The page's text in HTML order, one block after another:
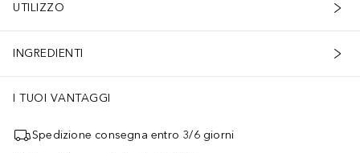
UTILIZZO
INGREDIENTI
I TUOI VANTAGGI
Spedizione consegna entro 3/6 giorni